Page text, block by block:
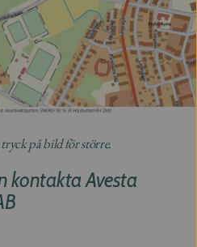
på bild för större.
kontakta Avesta